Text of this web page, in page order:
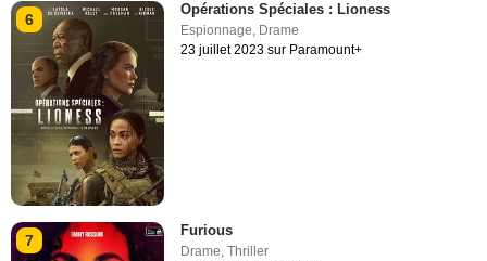
6
Opérations Spéciales : Lioness
Espionnage, Drame
23 juillet 2023 sur Paramount+
7
Furious
Drame ,Thriller